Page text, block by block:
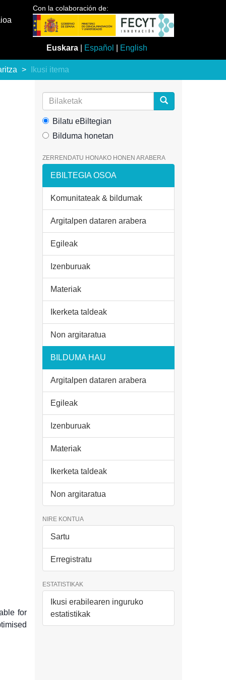
Con la colaboración de:
Euskara Español English
Ikusi itema
for
Bilatu eBiltegian
Bilduma honetan
ZERRENDATU HONAKO HONEN ARABERA
EBILTEGIA OSOA
Komunitateak & bildumak
Argitalpen dataren arabera
Egileak
Izenburuak
Materiak
Ikerketa taldeak
Non argitaratua
BILDUMA HAU
Argitalpen dataren arabera
Egileak
Izenburuak
Materiak
Ikerketa taldeak
Non argitaratua
NIRE KONTUA
Sartu
Erregistratu
ESTATISTIKAK
Ikusi erabilearen inguruko
estatistikak